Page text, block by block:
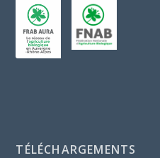
TÉLÉCHARGEMENTS